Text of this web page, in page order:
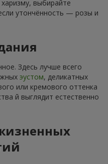
выбирайте
утончённость — розы и
Здесь лучше всего
эустом, деликатных
или кремового оттенка
й выглядит естественно